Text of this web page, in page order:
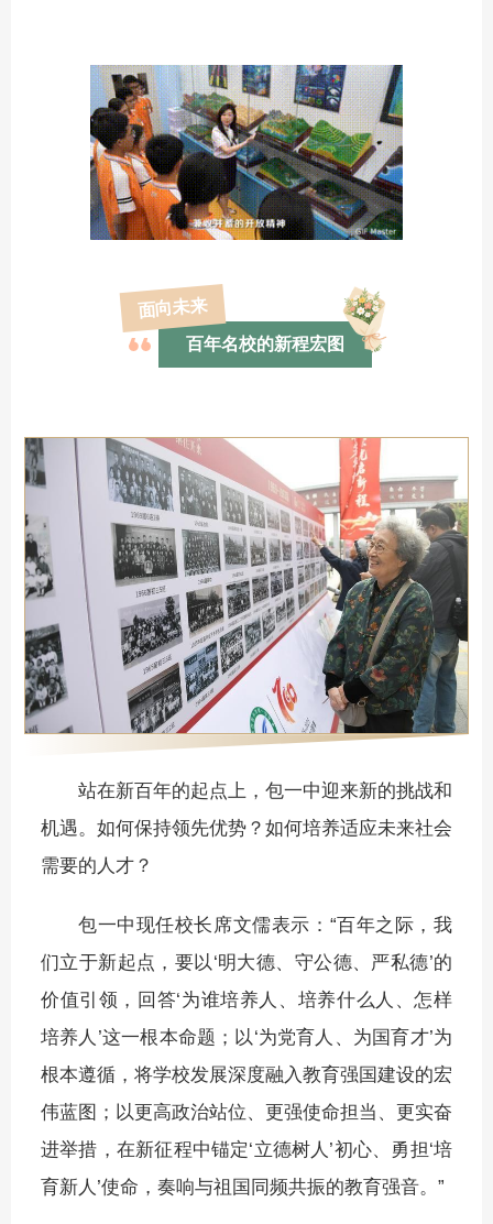
面向未来
百年名校的新程宏图
站在新百年的起点上，包一中迎来新的挑战和
机遇。如何保持领先优势？如何培养适应未来社会
需要的人才？
包一中现任校长席文儒表示：“百年之际，我
们立于新起点，要以‘明大德、守公德、严私德’的
价值引领，回答‘为谁培养人、培养什么人、怎样
培养人’这一根本命题；以‘为党育人、为国育才’为
根本遵循，将学校发展深度融入教育强国建设的宏
伟蓝图；以更高政治站位、更强使命担当、更实奋
进举措，在新征程中锚定‘立德树人’初心、勇担‘培
育新人’使命，奏响与祖国同频共振的教育强音。”